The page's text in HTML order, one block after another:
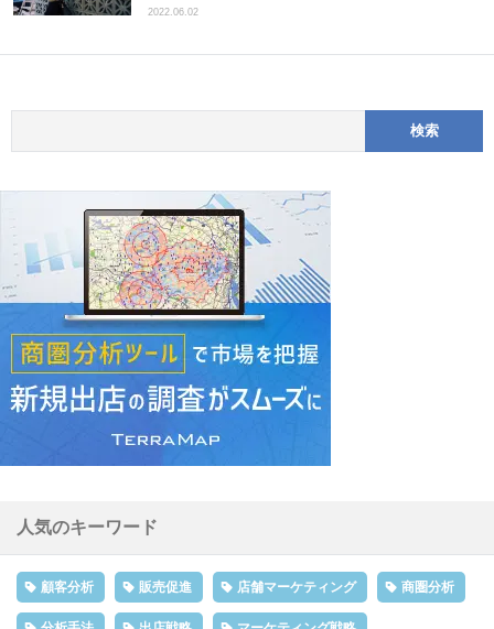
2022.06.02
人気のキーワード
顧客分析 販売促進 店舗マーケティング 商圏分析